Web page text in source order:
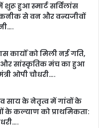
शुरू हुआ स्मार्ट सर्विलांस
से वन और वन्यजीवों
कार्यों को मिली नई गति,
सांस्कृतिक मंच का हुआ
ओपी चौधरी….
साय के नेतृत्व में गांवों के
के कल्याण को प्राथमिकता: